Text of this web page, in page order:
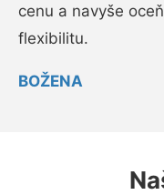
cenu a navyše
flexibilitu.
BOŽENA